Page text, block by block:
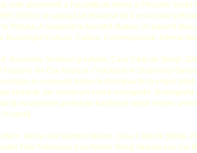
este absolventă a Facultăţii de Istorie şi Filosofie,
2000) li se adaugă un Masterat de Comunicare şi
Tribuna. A colaborat la Apostrof, Balkon (în prezent
Bucureştiul Cultural, Cultura, Contemporanul, Dilema
Baconsky. Scriitorul şi măştile, Casa Cărţii de Ştiinţă,
Puşcariu din Cluj-Napoca. Coautoare la Dicţionarul
al romanului tradus în România de la origini
pedantă, dar nicidecum seacă monografie.
să incorporeze portretului tradiţional detalii rebele,
în operă.
Mann. Istoria unei partituri literare, Casa Cărţii de Ştiinţă,
Fătu-Tutoveanu şi lui Andrei Simuţ, falanga cea mai